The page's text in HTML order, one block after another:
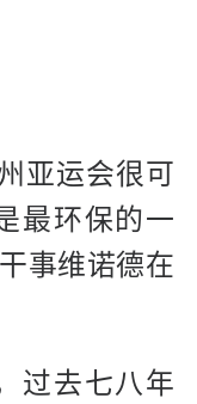
亚运会很可
最环保的一
事维诺德在
过去七八年